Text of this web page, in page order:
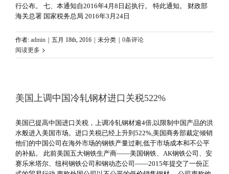
行公布。 七、本通知自2016年4月8日起执行。 特此通知。 财政部
海关总署 国家税务总局 2016年3月24日
作者: admin 五月 18th, 2016 未分类
0条评论
阅读更多
美国上调中国冷轧钢材进口关税522%
美国已提高中国进口关税，上调冷轧钢材逾4倍,以限制中国产品的洪
水般进入美国市场。进口关税已经上升到522%,美国商务部裁定倾销
他们的中国公司在海外市场的钢铁产量过剩,低于市场成本和不公平
的补贴。 此前美国五大钢铁生产商——美国钢铁、AK钢铁公司、安
赛乐米塔尔、纽柯钢铁公司和钢动态公司——2015年提交了一份正